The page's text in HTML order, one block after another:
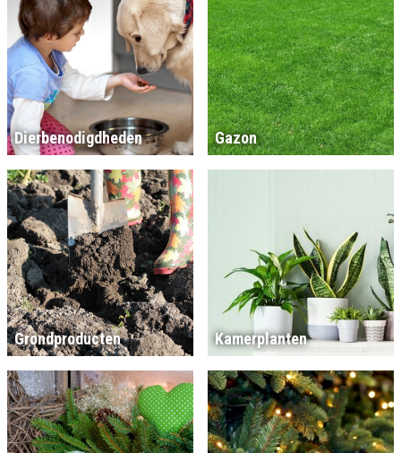
Dierbenodigdheden Gazon
Grondproducten Kamerplanten